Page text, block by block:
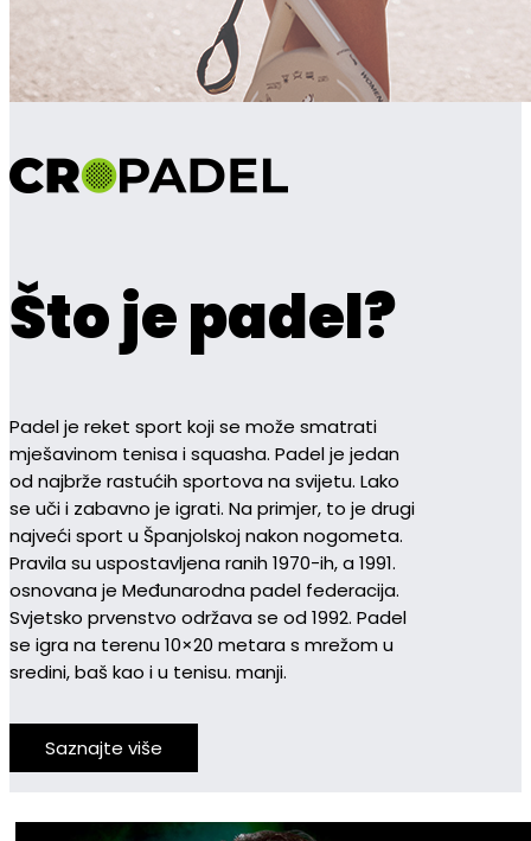
Što je padel?
Padel je reket sport koji se može smatrati
mješavinom tenisa i squasha. Padel je jedan
od najbrže rastućih sportova na svijetu. Lako
se uči i zabavno je igrati. Na primjer, to je drugi
najveći sport u Španjolskoj nakon nogometa.
Pravila su uspostavljena ranih 1970-ih, a 1991.
osnovana je Međunarodna padel federacija.
Svjetsko prvenstvo održava se od 1992. Padel
se igra na terenu 10×20 metara s mrežom u
sredini, baš kao i u tenisu. manji.
Saznajte više